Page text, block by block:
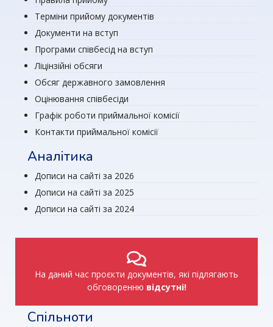
Терміни прийому документів
Документи на вступ
Програми співбесід на вступ
Ліцінзійні обсяги
Обсяг державного замовлення
Оцінювання співбесіди
Графік роботи приймальної комісії
Контакти приймальної комісії
Аналітика
Дописи на сайті за 2026
Дописи на сайті за 2025
Дописи на сайті за 2024
На даний час проєкти документів, які підлягають
обговоренню відсутні!
Спільноти